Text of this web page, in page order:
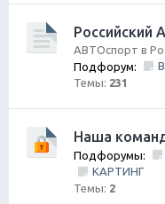
Российский
АВТОспорт в
Подфорум:
Темы: 231
Наша
Подфорумы:
КАРТИНГ
Темы: 2